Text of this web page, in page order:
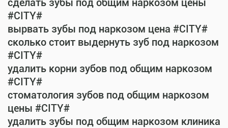
сделать зубы под общим наркозом цены
#CITY#
вырвать зубы под наркозом цена #CITY#
сколько стоит выдернуть зуб под наркозом
#CITY#
удалить корни зубов под общим наркозом
#CITY#
стоматология зубов под общим наркозом
цены #CITY#
удалить зубы под общим наркозом клиника